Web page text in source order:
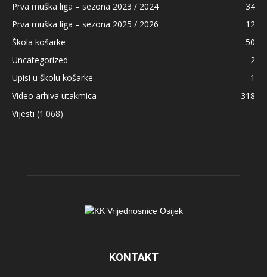
Prva muška liga – sezona 2023 / 2024
34
Prva muška liga – sezona 2025 / 2026
12
Škola košarke
50
Uncategorized
2
Upisi u školu košarke
1
Video arhiva utakmica
318
Vijesti (1.068)
KONTAKT